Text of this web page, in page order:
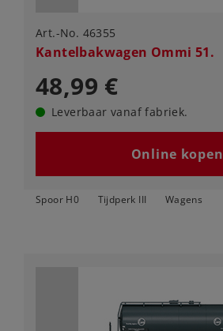
Art.-No. 46355
Kantelbakwagen Ommi 51.
48,99 €
Leverbaar vanaf fabriek.
Online kopen
Spoor H0 Tijdperk III Wagens